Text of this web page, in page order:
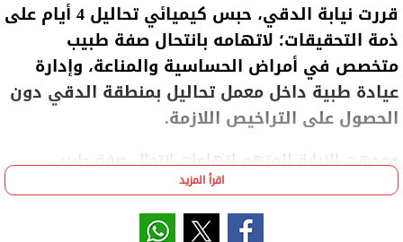
قررت نيابة الدقي، حبس كيميائي تحاليل 4 أيام على
ذمة التحقيقات؛ لاتهامه بانتحال صفة طبيب
متخصص في أمراض الحساسية والمناعة، وإدارة
عيادة طبية داخل معمل تحاليل بمنطقة الدقي دون
الحصول على التراخيص اللازمة.
ووجهت النيابة للمتهم اتهامات انتحال صفة طبيب،
ومزاولة مهنة الطب دون ترخيص، وإدارة منشأة طبية
اقرأ المزيد